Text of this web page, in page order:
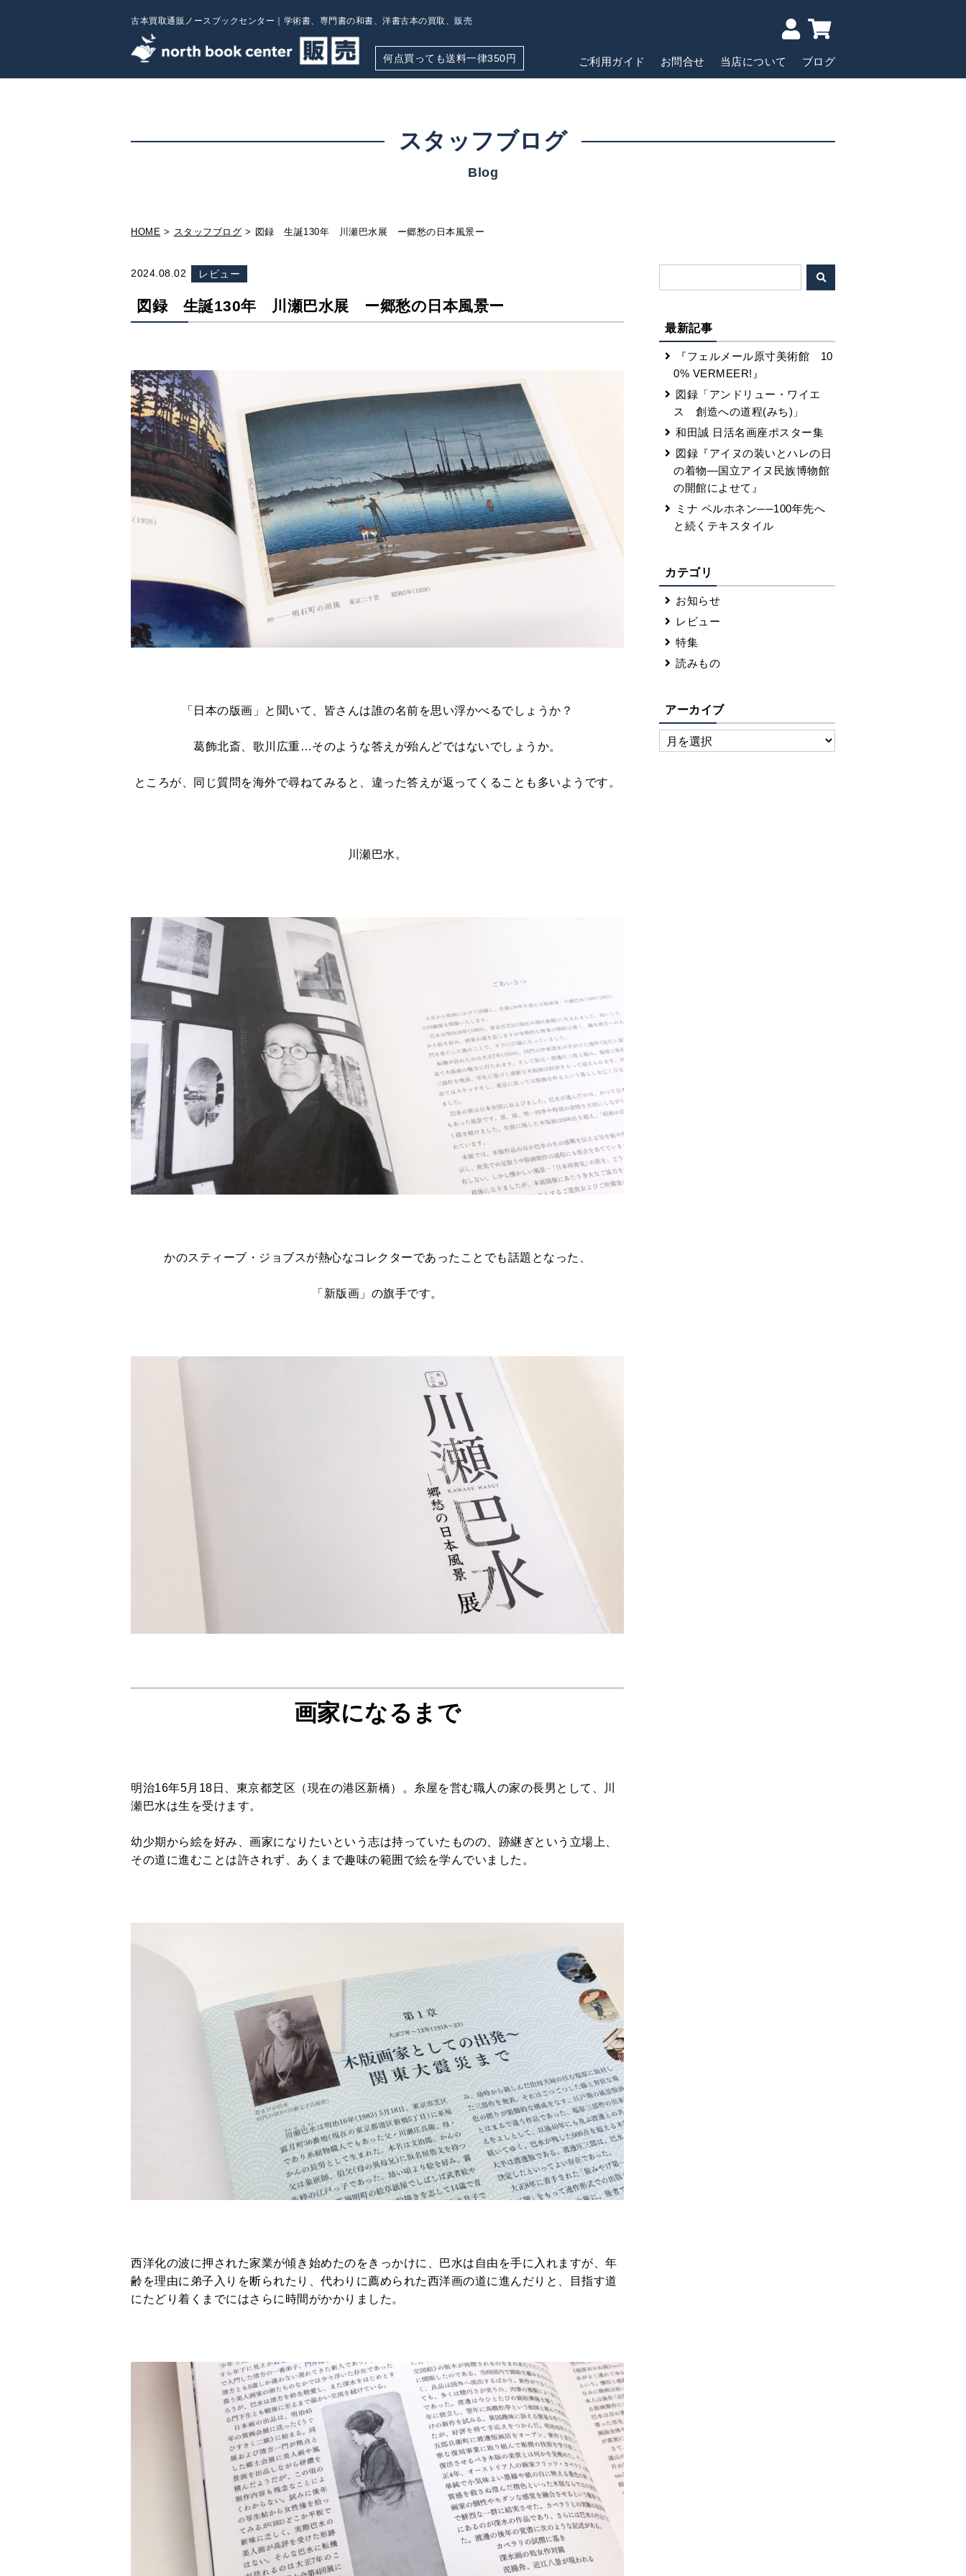
古本買取通販ノースブックセンター｜学術書、専門書の和書、洋書古本の買取、販売
何点買っても送料一律350円 ご利用ガイド お問合せ 当店について ブログ
スタッフブログ
Blog
HOME スタッフブログ 図録 生誕130年 川瀬巴水展 ー郷愁の日本風景ー
2024.08.02 レビュー
図録 生誕130年 川瀬巴水展 ー郷愁の日本風景ー
「日本の版画」と聞いて、皆さんは誰の名前を思い浮かべるでしょうか？
葛飾北斎、歌川広重…そのような答えが殆んどではないでしょうか。
ところが、同じ質問を海外で尋ねてみると、違った答えが返ってくることも多いようです。
川瀬巴水。
かのスティーブ・ジョブスが熱心なコレクターであったことでも話題となった、
「新版画」の旗手です。
画家になるまで
明治16年5月18日、東京都芝区（現在の港区新橋）。糸屋を営む職人の家の長男として、川
瀬巴水は生を受けます。
幼少期から絵を好み、画家になりたいという志は持っていたものの、跡継ぎという立場上、
その道に進むことは許されず、あくまで趣味の範囲で絵を学んでいました。
西洋化の波に押された家業が傾き始めたのをきっかけに、巴水は自由を手に入れますが、年
齢を理由に弟子入りを断られたり、代わりに薦められた西洋画の道に進んだりと、目指す道
にたどり着くまでにはさらに時間がかかりました。
最新記事
『フェルメール原寸美術館 10
0% VERMEER!』
図録「アンドリュー・ワイエ
ス 創造への道程(みち)」
和田誠 日活名画座ポスター集
図録『アイヌの装いとハレの日
の着物―国立アイヌ民族博物館
の開館によせて』
ミナ ペルホネン──100年先へ
と続くテキスタイル
カテゴリ
お知らせ
レビュー
特集
読みもの
アーカイブ